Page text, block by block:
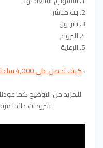
2. بث مباشر
3. باتريون
4. الترويج
5. الرعاية
›كيف تحصل على 4,000 ساعة مشاهدة في اليوتيوب
للمزيد من التوضيح كما
شروحات دائما